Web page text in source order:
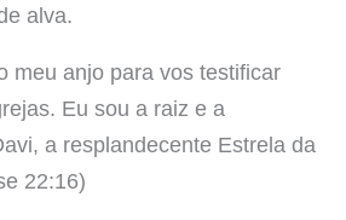
alva.
meu anjo para vos testificar
Eu sou a raiz e a
a resplandecente Estrela da
22:16)